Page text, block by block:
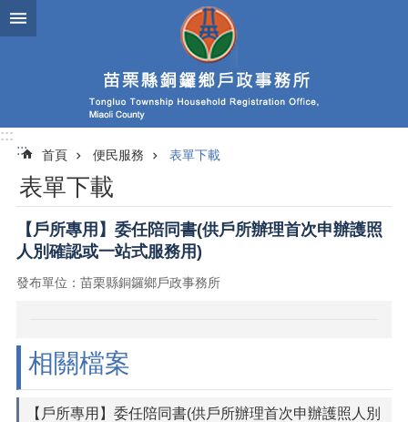
跳到主要內容區塊
:::
:::
首頁 便民服務 表單下載
表單下載
【戶所專用】委任陪同書(供戶所辦理首次申辦護照
人別確認或一站式服務用)
發布單位：苗栗縣銅鑼鄉戶政事務所
相關檔案
【戶所專用】委任陪同書(供戶所辦理首次申辦護照人別